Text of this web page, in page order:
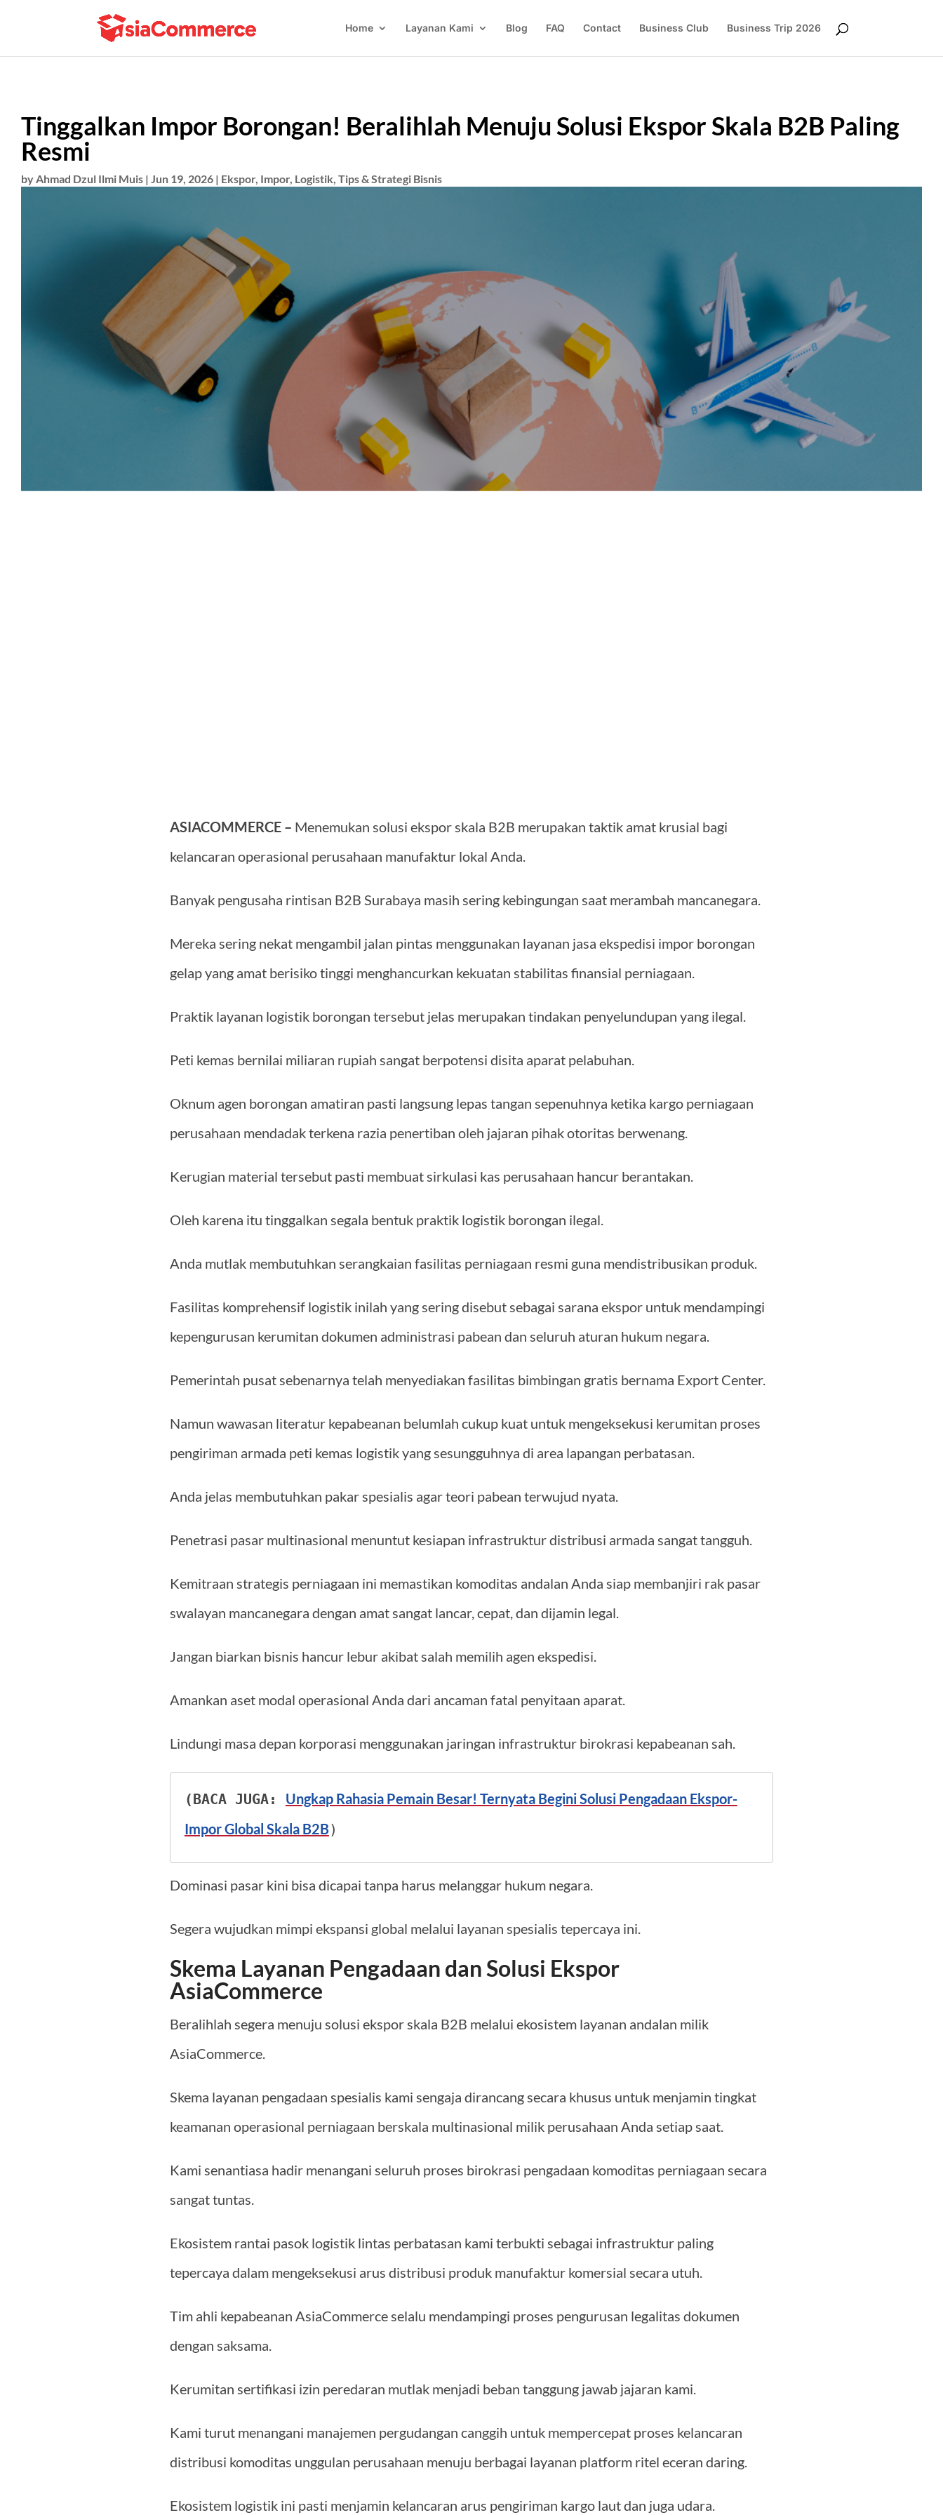
Home Layanan Kami Blog FAQ Contact Business Club Business Trip 2026
Tinggalkan Impor Borongan! Beralihlah Menuju Solusi Ekspor Skala B2B Paling
Resmi
by Ahmad Dzul Ilmi Muis | Jun 19, 2026 | Ekspor, Impor, Logistik Tips & Strategi Bisnis
ASIACOMMERCE – Menemukan solusi ekspor skala B2B merupakan taktik amat krusial bagi
kelancaran operasional perusahaan manufaktur lokal Anda.
Banyak pengusaha rintisan B2B Surabaya masih sering kebingungan saat merambah mancanegara.
Mereka sering nekat mengambil jalan pintas menggunakan layanan jasa ekspedisi impor borongan
gelap yang amat berisiko tinggi menghancurkan kekuatan stabilitas finansial perniagaan.
Praktik layanan logistik borongan tersebut jelas merupakan tindakan penyelundupan yang ilegal.
Peti kemas bernilai miliaran rupiah sangat berpotensi disita aparat pelabuhan.
Oknum agen borongan amatiran pasti langsung lepas tangan sepenuhnya ketika kargo perniagaan
perusahaan mendadak terkena razia penertiban oleh jajaran pihak otoritas berwenang.
Kerugian material tersebut pasti membuat sirkulasi kas perusahaan hancur berantakan.
Oleh karena itu tinggalkan segala bentuk praktik logistik borongan ilegal.
Anda mutlak membutuhkan serangkaian fasilitas perniagaan resmi guna mendistribusikan produk.
Fasilitas komprehensif logistik inilah yang sering disebut sebagai sarana ekspor untuk mendampingi
kepengurusan kerumitan dokumen administrasi pabean dan seluruh aturan hukum negara.
Pemerintah pusat sebenarnya telah menyediakan fasilitas bimbingan gratis bernama Export Center.
Namun wawasan literatur kepabeanan belumlah cukup kuat untuk mengeksekusi kerumitan proses
pengiriman armada peti kemas logistik yang sesungguhnya di area lapangan perbatasan.
Anda jelas membutuhkan pakar spesialis agar teori pabean terwujud nyata.
Penetrasi pasar multinasional menuntut kesiapan infrastruktur distribusi armada sangat tangguh.
Kemitraan strategis perniagaan ini memastikan komoditas andalan Anda siap membanjiri rak pasar
swalayan mancanegara dengan amat sangat lancar, cepat, dan dijamin legal.
Jangan biarkan bisnis hancur lebur akibat salah memilih agen ekspedisi.
Amankan aset modal operasional Anda dari ancaman fatal penyitaan aparat.
Lindungi masa depan korporasi menggunakan jaringan infrastruktur birokrasi kepabeanan sah.
(BACA JUGA: Ungkap Rahasia Pemain Besar! Ternyata Begini Solusi Pengadaan Ekspor-
Impor Global Skala B2B)
Dominasi pasar kini bisa dicapai tanpa harus melanggar hukum negara.
Segera wujudkan mimpi ekspansi global melalui layanan spesialis tepercaya ini.
Skema Layanan Pengadaan dan Solusi Ekspor
AsiaCommerce
Beralihlah segera menuju solusi ekspor skala B2B melalui ekosistem layanan andalan milik
AsiaCommerce.
Skema layanan pengadaan spesialis kami sengaja dirancang secara khusus untuk menjamin tingkat
keamanan operasional perniagaan berskala multinasional milik perusahaan Anda setiap saat.
Kami senantiasa hadir menangani seluruh proses birokrasi pengadaan komoditas perniagaan secara
sangat tuntas.
Ekosistem rantai pasok logistik lintas perbatasan kami terbukti sebagai infrastruktur paling
tepercaya dalam mengeksekusi arus distribusi produk manufaktur komersial secara utuh.
Tim ahli kepabeanan AsiaCommerce selalu mendampingi proses pengurusan legalitas dokumen
dengan saksama.
Kerumitan sertifikasi izin peredaran mutlak menjadi beban tanggung jawab jajaran kami.
Kami turut menangani manajemen pergudangan canggih untuk mempercepat proses kelancaran
distribusi komoditas unggulan perusahaan menuju berbagai layanan platform ritel eceran daring.
Ekosistem logistik ini pasti menjamin kelancaran arus pengiriman kargo laut dan juga udara.